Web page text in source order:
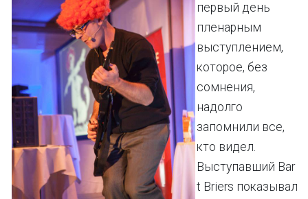
первый день
пленарным
выступлением,
которое, без
сомнения,
надолго
запомнили все,
кто видел.
Выступавший Bar
t Briers показывал